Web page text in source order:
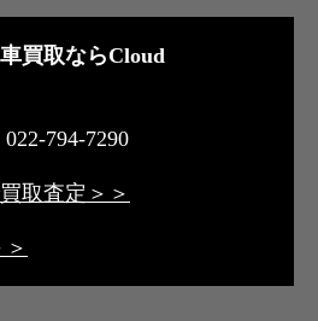
買取ならCloud
794-7290
取査定＞＞